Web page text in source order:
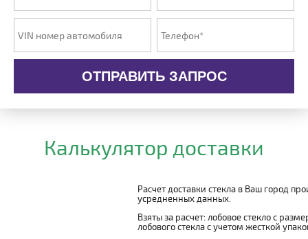
ОТПРАВИТЬ ЗАПРОС
Калькулятор доставки
Расчет доставки стекла в Ваш город
усредненных данных.
Взяты за расчет: лобовое стекло с
лобового стекла с учетом жесткой